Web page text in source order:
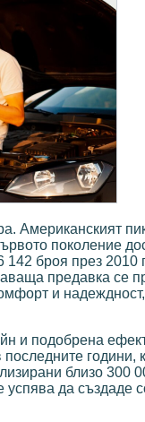
Американският
поколение
броя през 2010
предавка се
и
и подобрена
години,
близо 300
да създаде